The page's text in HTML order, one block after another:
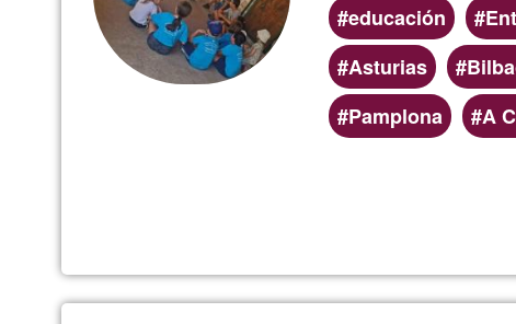
educación
Asturias
Pamplona
A